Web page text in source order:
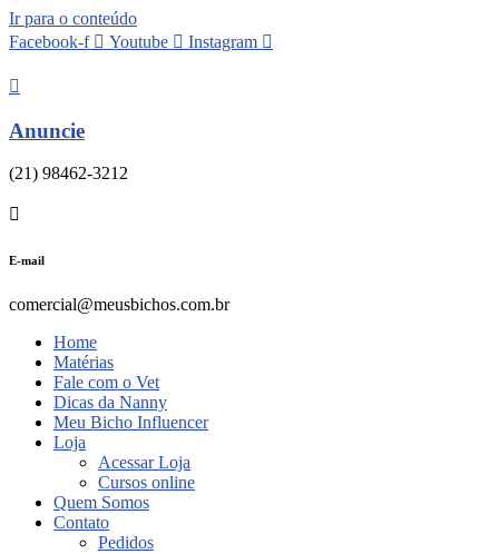
Ir para o conteúdo
Facebook-f
Youtube Instagram
Anuncie
(21) 98462-3212
E-mail
comercial@meusbichos.com.br
Home
Matérias
Fale com o Vet
Dicas da Nanny
Meu Bicho Influencer
Loja
Acessar Loja
Cursos online
Quem Somos
Contato
Pedidos